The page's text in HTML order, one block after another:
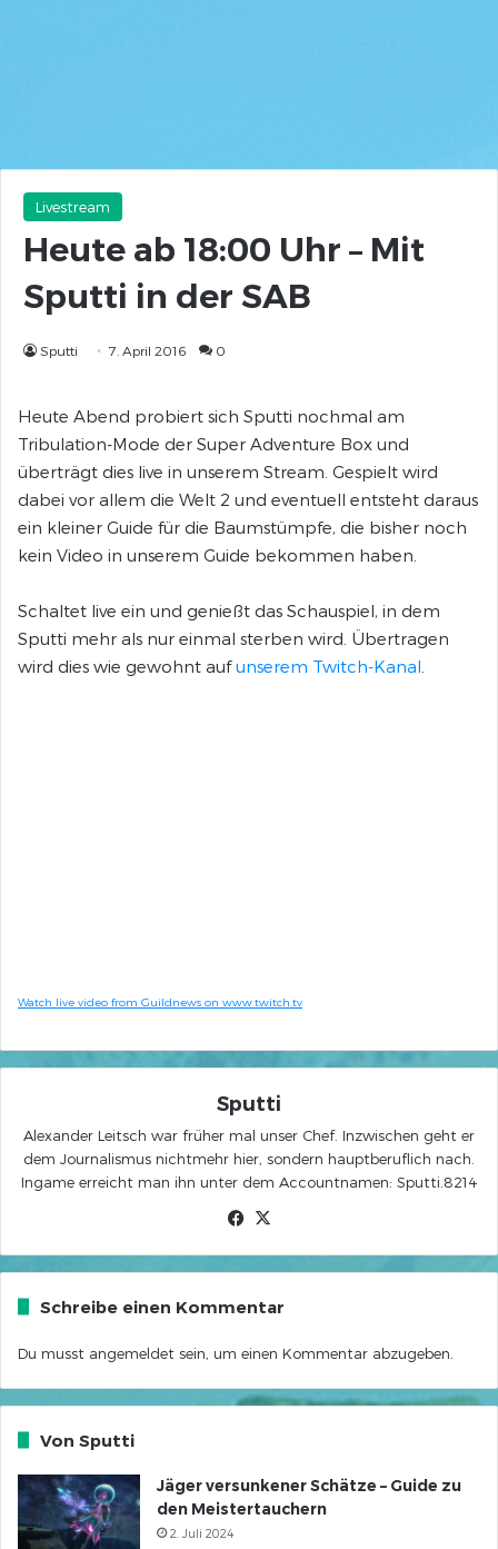
Livestream
Heute ab 18:00 Uhr – Mit
Sputti in der SAB
Sputti 7. April 2016 0
Heute Abend probiert sich Sputti nochmal am
Tribulation-Mode der Super Adventure Box und
überträgt dies live in unserem Stream. Gespielt wird
dabei vor allem die Welt 2 und eventuell entsteht daraus
ein kleiner Guide für die Baumstümpfe, die bisher noch
kein Video in unserem Guide bekommen haben.
Schaltet live ein und genießt das Schauspiel, in dem
Sputti mehr als nur einmal sterben wird. Übertragen
wird dies wie gewohnt aufunserem Twitch-Kanal
Watch live video from Guildnews on www.twitch.tv
Sputti
Alexander Leitsch war früher mal unser Chef. Inzwischen geht er
dem Journalismus nichtmehr hier, sondern hauptberuflich nach.
Ingame erreicht man ihn unter dem Accountnamen: Sputti.8214
Facebook
Schreibe einen Kommentar
Du musst angemeldet sein, um einen Kommentar abzugeben.
Von Sputti
Jäger versunkener Schätze – Guide zu
den Meistertauchern
2. Juli 2024